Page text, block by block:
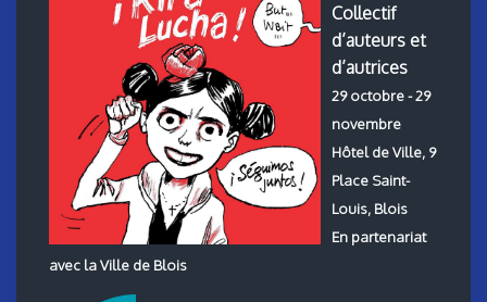
Collectif
d’auteurs et
d’autrices
29 octobre - 29
novembre
Hôtel de Ville, 9
Place Saint-
Louis, Blois
En partenariat
avec la Ville de Blois